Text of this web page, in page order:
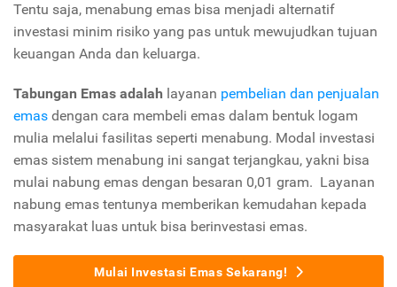
Tentu saja, menabung emas bisa menjadi alternatif
investasi minim risiko yang pas untuk mewujudkan tujuan
keuangan Anda dan keluarga.
Tabungan Emas adalah layanan pembelian dan penjualan
emas dengan cara membeli emas dalam bentuk logam
mulia melalui fasilitas seperti menabung. Modal investasi
emas sistem menabung ini sangat terjangkau, yakni bisa
mulai nabung emas dengan besaran 0,01 gram. Layanan
nabung emas tentunya memberikan kemudahan kepada
masyarakat luas untuk bisa berinvestasi emas.
Mulai Investasi Emas Sekarang!